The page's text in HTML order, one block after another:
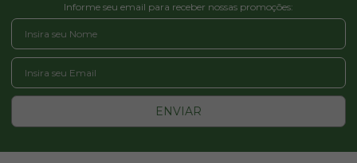
Informe seu email para receber nossas promoções:
ENVIAR